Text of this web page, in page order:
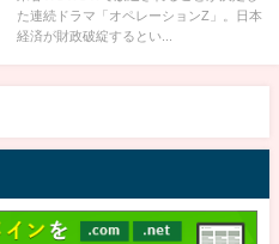
てさww
た連続ドラマ「オペレーションZ」。日本
経済が財政破綻するとい...